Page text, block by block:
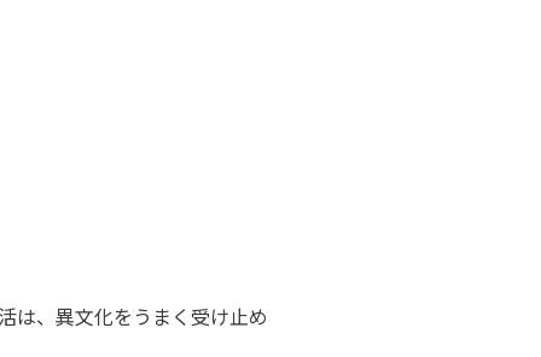
は、異文化をうまく受け止め